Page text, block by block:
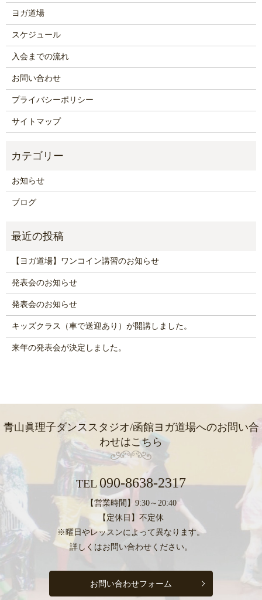
ヨガ道場
スケジュール
入会までの流れ
お問い合わせ
プライバシーポリシー
サイトマップ
お知らせ
ブログ
【ヨガ道場】ワンコイン講習のお知らせ
発表会のお知らせ
発表会のお知らせ
キッズクラス（車で送迎あり）が開講しました。
来年の発表会が決定しました。
青山眞理子ダンススタジオ/函館ヨガ道場へのお問い合
わせはこちら
TEL 090-8638-2317
【営業時間】9:30～20:40
【定休日】不定休
※曜日やレッスンによって異なります。
詳しくはお問い合わせください。
お問い合わせフォーム